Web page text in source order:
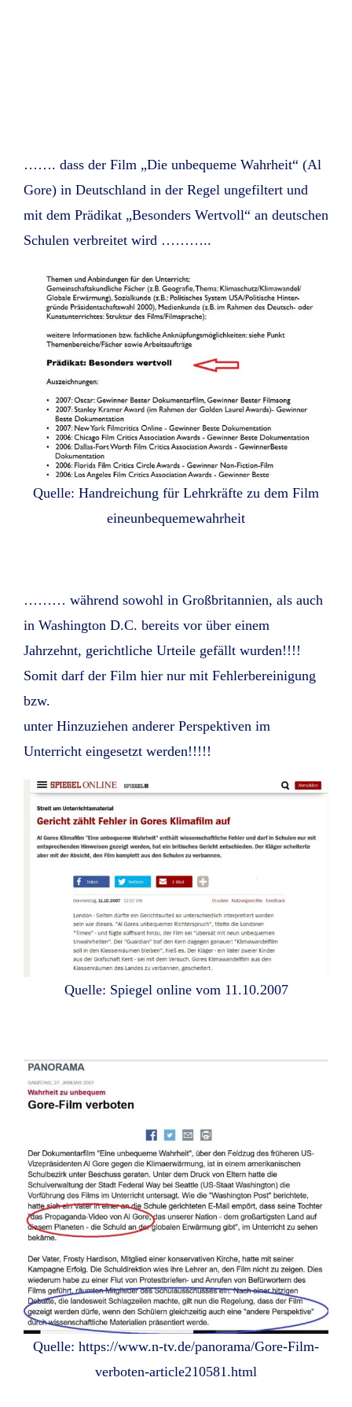
……. dass der Film „Die unbequeme Wahrheit“ (Al
Gore) in Deutschland in der Regel ungefiltert und
mit dem Prädikat „Besonders Wertvoll“ an deutschen
Schulen verbreitet wird ………..
Quelle: Handreichung für Lehrkräfte zu dem Film
eineunbequemewahrheit
……… während sowohl in Großbritannien, als auch
in Washington D.C. bereits vor über einem
Jahrzehnt, gerichtliche Urteile gefällt wurden!!!!
Somit darf der Film hier nur mit Fehlerbereinigung
bzw.
unter Hinzuziehen anderer Perspektiven im
Unterricht eingesetzt werden!!!!!
Quelle: Spiegel online vom 11.10.2007
Quelle: https://www.n-tv.de/panorama/Gore-Film-
verboten-article210581.html